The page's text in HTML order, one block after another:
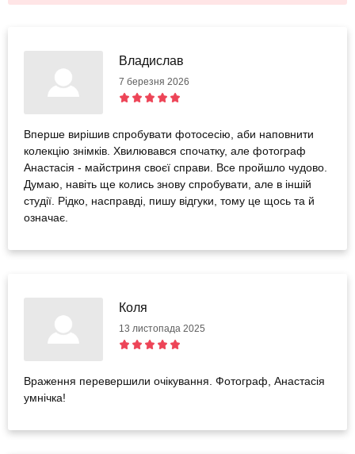
Владислав
7 березня 2026
Вперше вирішив спробувати фотосесію, аби наповнити
колекцію знімків. Хвилювався спочатку, але фотограф
Анастасія - майстриня своєї справи. Все пройшло чудово.
Думаю, навіть ще колись знову спробувати, але в іншій
студії. Рідко, насправді, пишу відгуки, тому це щось та й
означає.
Коля
13 листопада 2025
Враження перевершили очікування. Фотограф, Анастасія
умнічка!